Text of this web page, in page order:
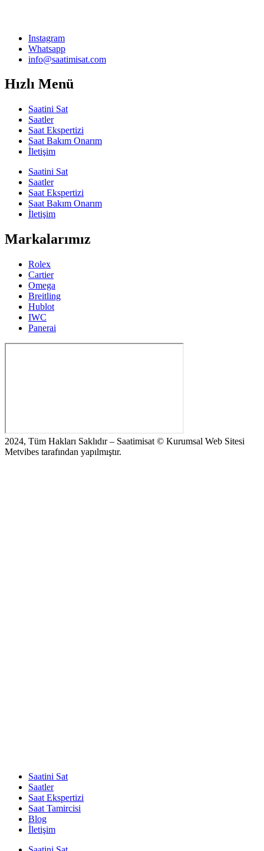
Instagram
Whatsapp
info@saatimisat.com
Hızlı Menü
Saatini Sat
Saatler
Saat Ekspertizi
Saat Bakım Onarım
İletişim
Saatini Sat
Saatler
Saat Ekspertizi
Saat Bakım Onarım
İletişim
Markalarımız
Rolex
Cartier
Omega
Breitling
Hublot
IWC
Panerai
2024, Tüm Hakları Saklıdır – Saatimisat © Kurumsal Web Sitesi
Metvibes tarafından yapılmıştır.
Saatini Sat
Saatler
Saat Ekspertizi
Saat Tamircisi
Blog
İletişim